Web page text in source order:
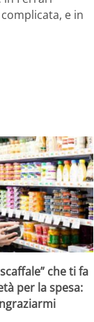
e in
che ti fa
per la spesa: